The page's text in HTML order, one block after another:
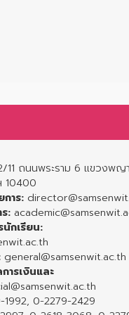
11 ถนนพระราม 6 แขวงพญ
10400
การ:
:
นักเรียน:
general@samsenwit.ac.th
ารเงินและ
1992, 0-2279-2429